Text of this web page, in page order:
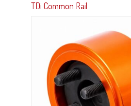
TDi Common Rail